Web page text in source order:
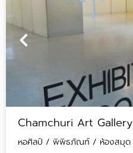
Chamchuri Art Gallery
หอศิลป์ / พิพิธภัณฑ์ / ห้องสมุด